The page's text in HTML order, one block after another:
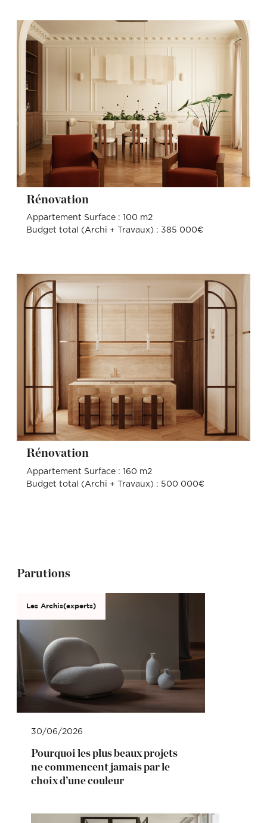
Rénovation
Appartement Surface : 100 m2
Budget total (Archi + Travaux) : 385 000€
Rénovation
Appartement Surface : 160 m2
Budget total (Archi + Travaux) : 500 000€
Parutions
Les Archis(experts)
30/06/2026
Pourquoi les plus beaux projets
ne commencent jamais par le
choix d’une couleur